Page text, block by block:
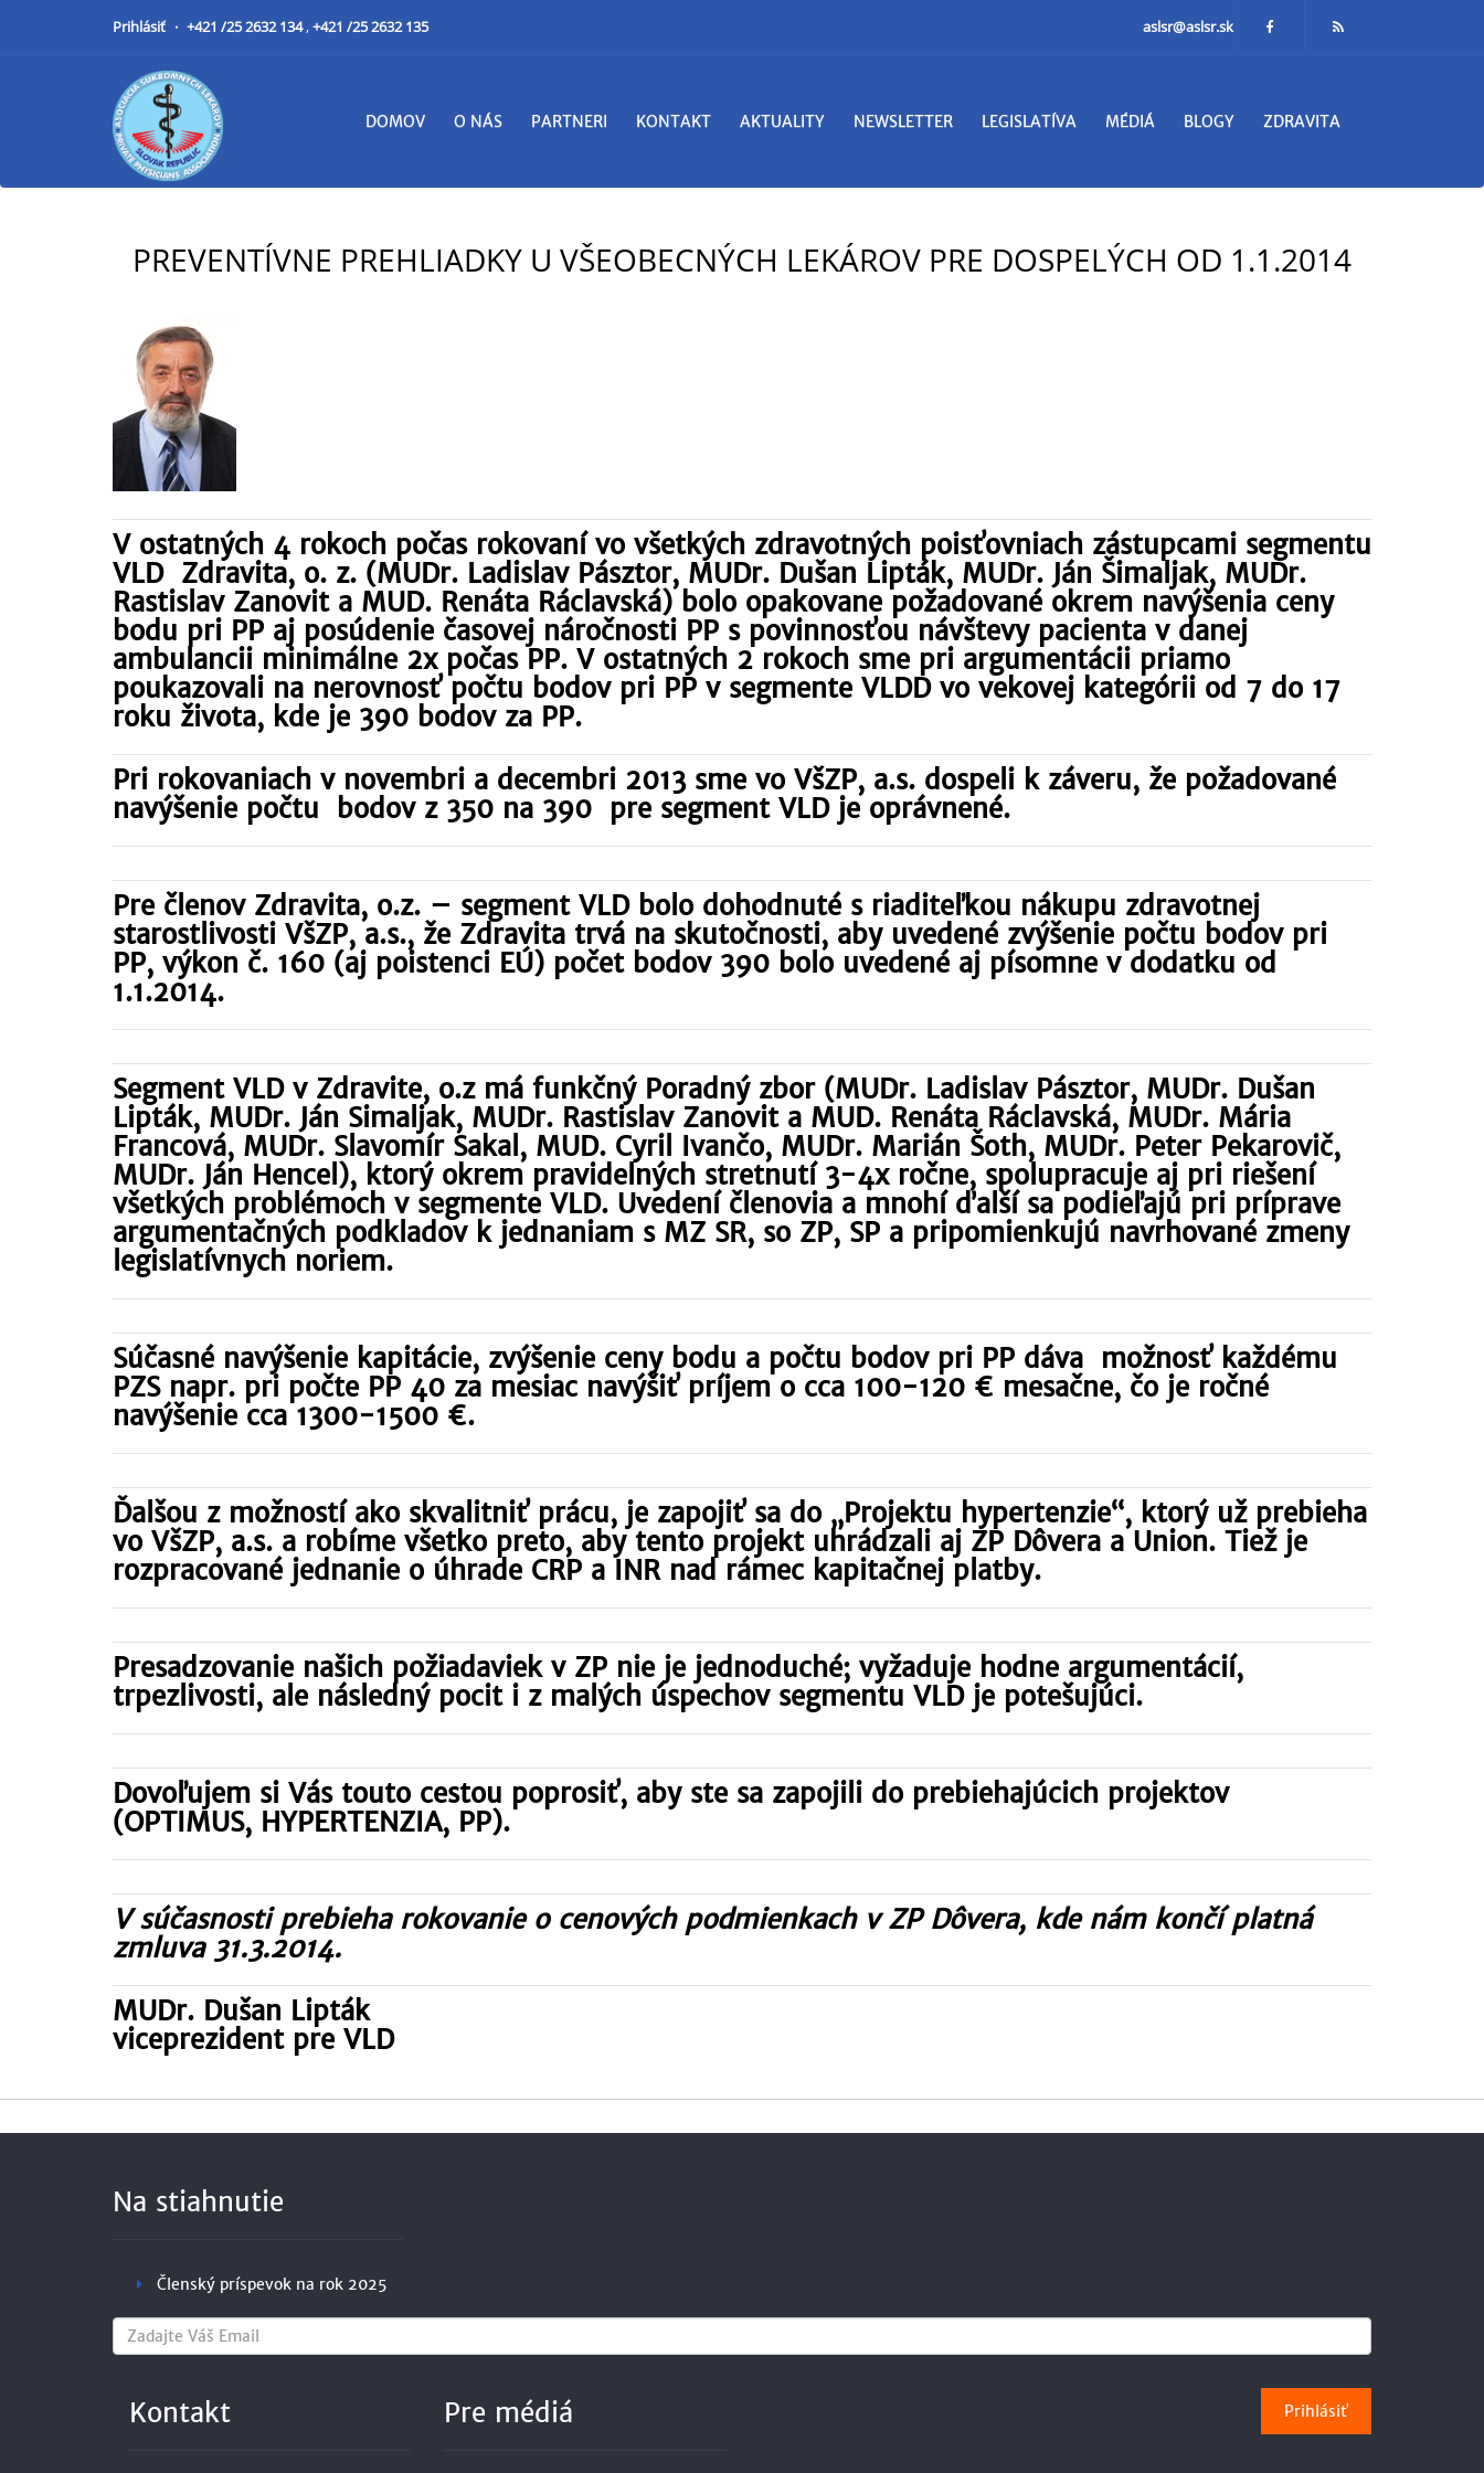
Prihlásiť +421 /25 2632 134,+421 /25 2632 135 aslsr@aslsr.sk
DOMOV O NÁS PARTNERI KONTAKT AKTUALITY NEWSLETTER LEGISLATÍVA MÉDIÁ BLOGY ZDRAVITA
PREVENTÍVNE PREHLIADKY U VŠEOBECNÝCH LEKÁROV PRE DOSPELÝCH OD 1.1.2014
V ostatných 4 rokoch počas rokovaní vo všetkých zdravotných poisťovniach zástupcami segmentu
VLD Zdravita, o. z. (MUDr. Ladislav Pásztor, MUDr. Dušan Lipták, MUDr. Ján Šimaljak, MUDr.
Rastislav Zanovit a MUD. Renáta Ráclavská) bolo opakovane požadované okrem navýšenia ceny
bodu pri PP aj posúdenie časovej náročnosti PP s povinnosťou návštevy pacienta v danej
ambulancii minimálne 2x počas PP. V ostatných 2 rokoch sme pri argumentácii priamo
poukazovali na nerovnosť počtu bodov pri PP v segmente VLDD vo vekovej kategórii od 7 do 17
roku života, kde je 390 bodov za PP.
Pri rokovaniach v novembri a decembri 2013 sme vo VšZP, a.s. dospeli k záveru, že požadované
navýšenie počtu bodov z 350 na 390 pre segment VLD je oprávnené.
Pre členov Zdravita, o.z. – segment VLD bolo dohodnuté s riaditeľkou nákupu zdravotnej
starostlivosti VšZP, a.s., že Zdravita trvá na skutočnosti, aby uvedené zvýšenie počtu bodov pri
PP, výkon č. 160 (aj poistenci EÚ) počet bodov 390 bolo uvedené aj písomne v dodatku od
1.1.2014.
Segment VLD v Zdravite, o.z má funkčný Poradný zbor (MUDr. Ladislav Pásztor, MUDr. Dušan
Lipták, MUDr. Ján Simaljak, MUDr. Rastislav Zanovit a MUD. Renáta Ráclavská, MUDr. Mária
Francová, MUDr. Slavomír Sakal, MUD. Cyril Ivančo, MUDr. Marián Šoth, MUDr. Peter Pekarovič,
MUDr. Ján Hencel), ktorý okrem pravidelných stretnutí 3-4x ročne, spolupracuje aj pri riešení
všetkých problémoch v segmente VLD. Uvedení členovia a mnohí ďalší sa podieľajú pri príprave
argumentačných podkladov k jednaniam s MZ SR, so ZP, SP a pripomienkujú navrhované zmeny
legislatívnych noriem.
Súčasné navýšenie kapitácie, zvýšenie ceny bodu a počtu bodov pri PP dáva možnosť každému
PZS napr. pri počte PP 40 za mesiac navýšiť príjem o cca 100-120 € mesačne, čo je ročné
navýšenie cca 1300-1500 €.
Ďalšou z možností ako skvalitniť prácu, je zapojiť sa do „Projektu hypertenzie“, ktorý už prebieha
vo VšZP, a.s. a robíme všetko preto, aby tento projekt uhrádzali aj ZP Dôvera a Union. Tiež je
rozpracované jednanie o úhrade CRP a INR nad rámec kapitačnej platby.
Presadzovanie našich požiadaviek v ZP nie je jednoduché; vyžaduje hodne argumentácií,
trpezlivosti, ale následný pocit i z malých úspechov segmentu VLD je potešujúci.
Dovoľujem si Vás touto cestou poprosiť, aby ste sa zapojili do prebiehajúcich projektov
(OPTIMUS, HYPERTENZIA, PP).
V súčasnosti prebieha rokovanie o cenových podmienkach v ZP Dôvera, kde nám končí platná
zmluva 31.3.2014.
MUDr. Dušan Lipták
viceprezident pre VLD
Na stiahnutie
Členský príspevok na rok 2025
Kontakt Pre médiá